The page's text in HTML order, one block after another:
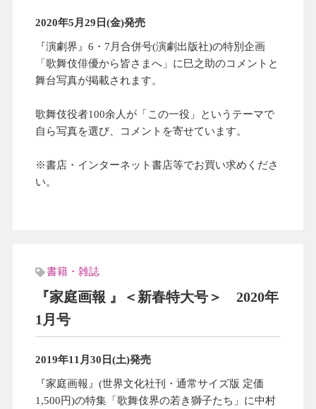
2020年5月29日(金)発売
『演劇界』6・7月合併号(演劇出版社)の特別企画
「歌舞伎俳優から皆さまへ」に巳之助のコメントと
舞台写真が掲載されます。
歌舞伎役者100余人が「この一役」というテーマで
自ら写真を選び、コメントを寄せています。
※書店・インターネット書店等でお買い求めくださ
い。
書籍・雑誌
『家庭画報 』＜新春特大号＞ 2020年
1月号
2019年11月30日(土)発売
『家庭画報』(世界文化社刊・通常サイズ版 定価
1,500円)の特集「歌舞伎界の若き獅子たち」に中村